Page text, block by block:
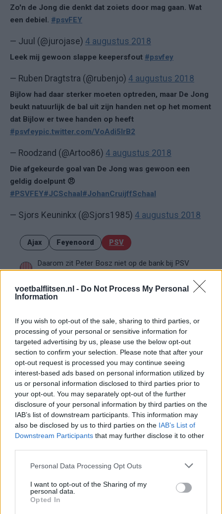
voetbalflitsen.nl - Do Not Process My Personal
Information
If you wish to opt-out of the sale, sharing to third parties, or
processing of your personal or sensitive information for
targeted advertising by us, please use the below opt-out
section to confirm your selection. Please note that after your
opt-out request is processed you may continue seeing
interest-based ads based on personal information utilized by
us or personal information disclosed to third parties prior to
your opt-out. You may separately opt-out of the further
disclosure of your personal information by third parties on the
IAB’s list of downstream participants. This information may
also be disclosed by us to third parties on the IAB’s List of
Downstream Participants that may further disclose it to other
Personal Data Processing Opt Outs
I want to opt-out of the Sharing of my
personal data.
Opted In
Zo'n de Jong die denkt dat zoiets door mag gaan. Wat
een debiel. #psvFEY
— Juul (@jurojase) 4 augustus 2018
Leek mij gewoon slappe keepersfout #psvfey
— Ruben Dragtstra (@rubenjo) 4 augustus 2018
Bijlow had daar sterker moeten optreden, maar De Jong
beukt natuurlijk de bal uit zijn handen net op het moment
dat Bijlow er twee handen op heeft
#psvfeypic.twitter.com/VoAdi5IrB2
— Roodzand (@Artoo86) 4 augustus 2018
Die afgekeurde goal van De Jong was gewoon een
geldig doelpunt 😠
#PSVFEY#JCSchaal#JohanCruijffSchaal
— Sjors Keuninkx (@Sjors1985) 4 augustus 2018
Ajax Feyenoord PSV
Daarom zit Peter Bosz niet op de bank bij PSV
tegen FC Eindhoven
Welke keeper kiest FC Twente als Drommel
PSV-shirts zorgen voor hilariteit tijdens
Rotterdams Zomercarnaval: 'Dat kan hier niet'
Zorgen nemen toe bij PSV: Bosz snoeihard, fans
eisen defensieve versterkingen
Ooit de toekomst van PSV, nu op weg naar de
uitgang: het verhaal van Babadi
Van Bommel begint bij België met achterstand:
niet tactisch, maar taalkundig
dit bedrag kan PSV'er vertrekken